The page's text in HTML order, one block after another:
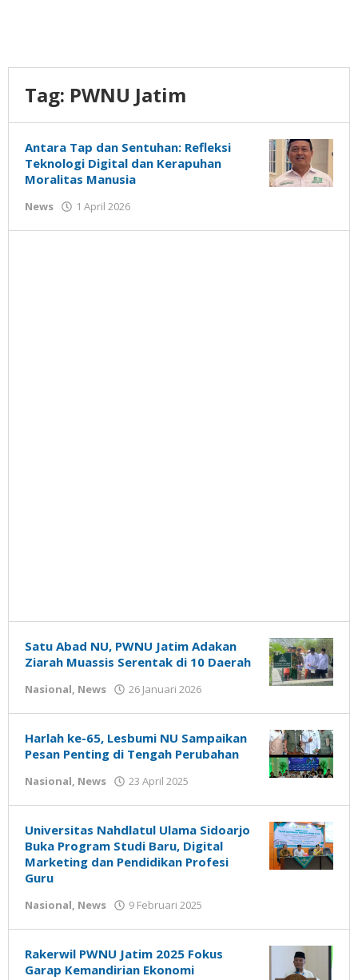
Tag: PWNU Jatim
Antara Tap dan Sentuhan: Refleksi
Teknologi Digital dan Kerapuhan
Moralitas Manusia
News 1 April 2026
Susanto
Satu Abad NU, PWNU Jatim Adakan
Ziarah Muassis Serentak di 10 Daerah
Nasional, News 26 Januari 2026
Susanto
Harlah ke-65, Lesbumi NU Sampaikan
Pesan Penting di Tengah Perubahan
Nasional, News 23 April 2025
Susanto
Universitas Nahdlatul Ulama Sidoarjo
Buka Program Studi Baru, Digital
Marketing dan Pendidikan Profesi
Guru
Nasional, News 9 Februari 2025
Susanto
Rakerwil PWNU Jatim 2025 Fokus
Garap Kemandirian Ekonomi